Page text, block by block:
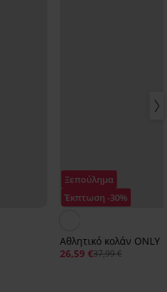
Ξεπούλημα
Έκπτωση -30%
Αθλητικό κολάν ONLY
26,59 €37,99 €